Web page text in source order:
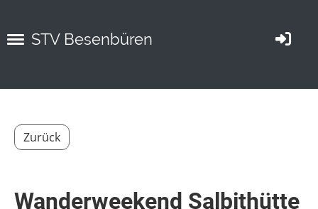
STV Besenbüren
Zurück
Wanderweekend Salbithütte